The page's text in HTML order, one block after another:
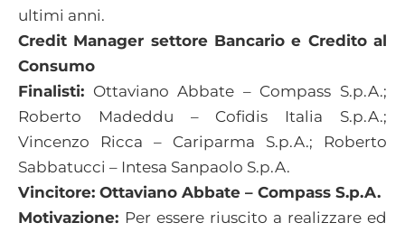
ultimi anni.
Credit Manager settore Bancario e Credito al
Consumo
Finalisti: Ottaviano Abbate – Compass S.p.A.;
Roberto Madeddu – Cofidis Italia S.p.A.;
Vincenzo Ricca – Cariparma S.p.A.; Roberto
Sabbatucci – Intesa Sanpaolo S.p.A.
Vincitore: Ottaviano Abbate – Compass S.p.A.
Motivazione: Per essere riuscito a realizzare ed